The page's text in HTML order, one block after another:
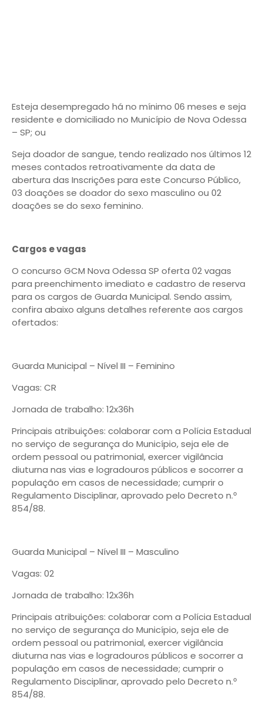
Esteja desempregado há no mínimo 06 meses e seja
residente e domiciliado no Município de Nova Odessa
– SP; ou
Seja doador de sangue, tendo realizado nos últimos 12
meses contados retroativamente da data de
abertura das Inscrições para este Concurso Público,
03 doações se doador do sexo masculino ou 02
doações se do sexo feminino.
Cargos e vagas
O concurso GCM Nova Odessa SP oferta 02 vagas
para preenchimento imediato e cadastro de reserva
para os cargos de Guarda Municipal. Sendo assim,
confira abaixo alguns detalhes referente aos cargos
ofertados:
Guarda Municipal – Nível III – Feminino
Vagas: CR
Jornada de trabalho: 12x36h
Principais atribuições: colaborar com a Polícia Estadual
no serviço de segurança do Município, seja ele de
ordem pessoal ou patrimonial, exercer vigilância
diuturna nas vias e logradouros públicos e socorrer a
população em casos de necessidade; cumprir o
Regulamento Disciplinar, aprovado pelo Decreto n.º
854/88.
Guarda Municipal – Nível III – Masculino
Vagas: 02
Jornada de trabalho: 12x36h
Principais atribuições: colaborar com a Polícia Estadual
no serviço de segurança do Município, seja ele de
ordem pessoal ou patrimonial, exercer vigilância
diuturna nas vias e logradouros públicos e socorrer a
população em casos de necessidade; cumprir o
Regulamento Disciplinar, aprovado pelo Decreto n.º
854/88.